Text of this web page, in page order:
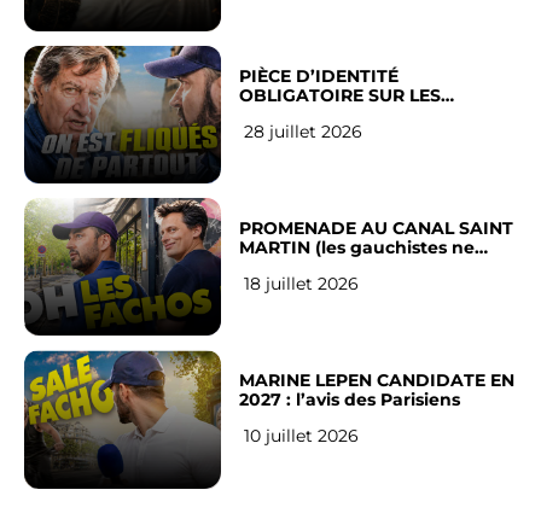
PIÈCE D’IDENTITÉ
OBLIGATOIRE SUR LES
Français
28 juillet 2026
PROMENADE AU CANAL SAINT
MARTIN (les gauchistes ne
18 juillet 2026
MARINE LEPEN CANDIDATE EN
2027 : l’avis des Parisiens
10 juillet 2026